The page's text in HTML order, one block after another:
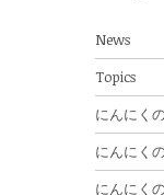
News
Topics
にんにく
にんにく
にんにく